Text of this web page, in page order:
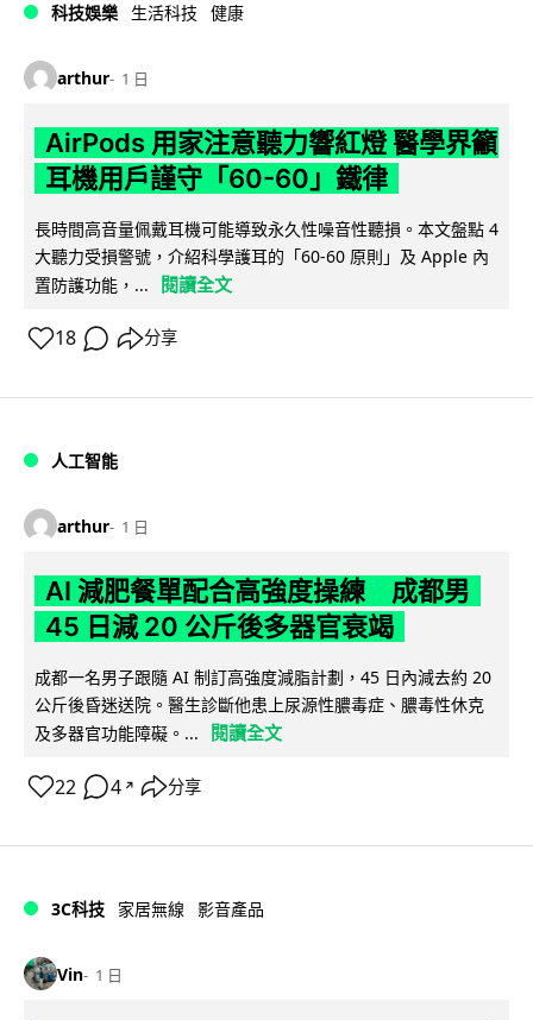
科技娛樂 生活科技 健康
arthur 1 日
AirPods 用家注意聽力響紅燈 醫學界籲
耳機用戶謹守「60-60」鐵律
長時間高音量佩戴耳機可能導致永久性噪音性聽損。本文盤點 4
大聽力受損警號，介紹科學護耳的「60-60 原則」及 Apple 內
置防護功能，...
閱讀全文
18 分享
人工智能
arthur 1 日
AI 減肥餐單配合高強度操練 成都男
45 日減 20 公斤後多器官衰竭
成都一名男子跟隨 AI 制訂高強度減脂計劃，45 日內減去約 20
公斤後昏迷送院。醫生診斷他患上尿源性膿毒症、膿毒性休克
及多器官功能障礙。...
閱讀全文
22 4 ↗ 分享
3C科技 家居無線 影音產品
Vin 1 日